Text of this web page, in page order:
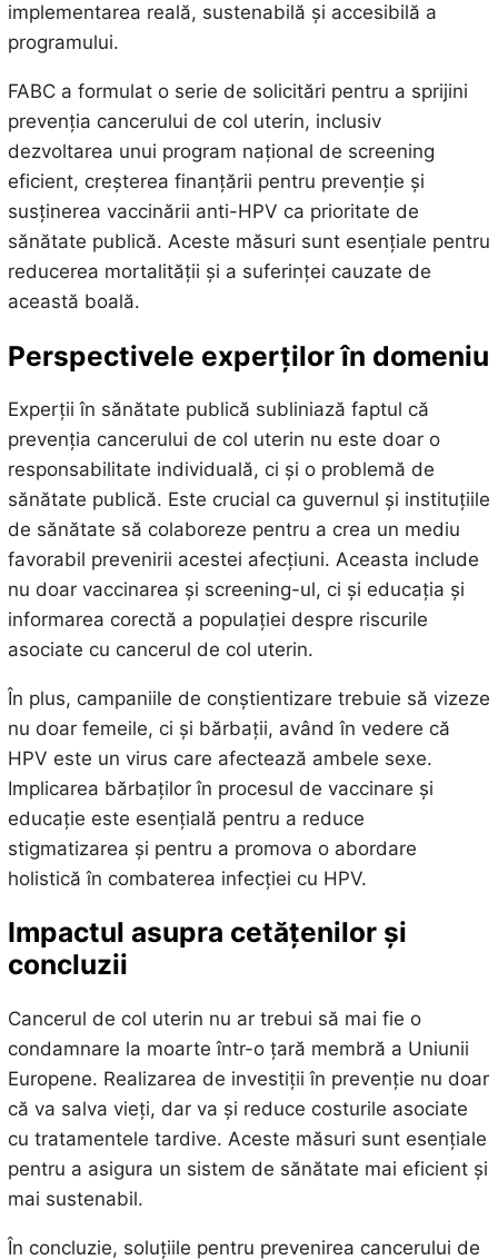
implementarea reală, sustenabilă și accesibilă a
programului.
FABC a formulat o serie de solicitări pentru a sprijini
prevenția cancerului de col uterin, inclusiv
dezvoltarea unui program național de screening
eficient, creșterea finanțării pentru prevenție și
susținerea vaccinării anti-HPV ca prioritate de
sănătate publică. Aceste măsuri sunt esențiale pentru
reducerea mortalității și a suferinței cauzate de
această boală.
Perspectivele experților în domeniu
Experții în sănătate publică subliniază faptul că
prevenția cancerului de col uterin nu este doar o
responsabilitate individuală, ci și o problemă de
sănătate publică. Este crucial ca guvernul și instituțiile
de sănătate să colaboreze pentru a crea un mediu
favorabil prevenirii acestei afecțiuni. Aceasta include
nu doar vaccinarea și screening-ul, ci și educația și
informarea corectă a populației despre riscurile
asociate cu cancerul de col uterin.
În plus, campaniile de conștientizare trebuie să vizeze
nu doar femeile, ci și bărbații, având în vedere că
HPV este un virus care afectează ambele sexe.
Implicarea bărbaților în procesul de vaccinare și
educație este esențială pentru a reduce
stigmatizarea și pentru a promova o abordare
holistică în combaterea infecției cu HPV.
Impactul asupra cetățenilor și
concluzii
Cancerul de col uterin nu ar trebui să mai fie o
condamnare la moarte într-o țară membră a Uniunii
Europene. Realizarea de investiții în prevenție nu doar
că va salva vieți, dar va și reduce costurile asociate
cu tratamentele tardive. Aceste măsuri sunt esențiale
pentru a asigura un sistem de sănătate mai eficient și
mai sustenabil.
În concluzie, soluțiile pentru prevenirea cancerului de